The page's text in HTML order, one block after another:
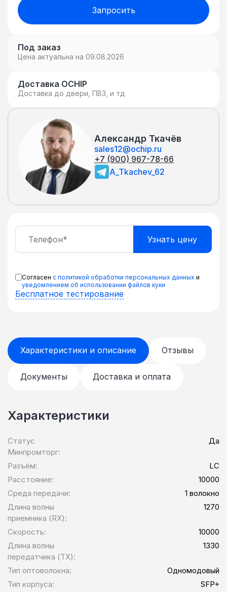
Запросить
Под заказ
Цена актуальна на 09.08.2026
Доставка OCHIP
Доставка до двери, ПВЗ, и тд
Александр Ткачёв
sales12@ochip.ru
+7 (900) 967-78-66
A_Tkachev_62
Согласен с политикой обработки персональных данных и
уведомлением об использовании файлов куки
Бесплатное тестирование
Характеристики и описание Отзывы
Документы Доставка и оплата
Характеристики
Статус
Минпромторг:
Да
Разъём:
LC
Расстояние:
10000
Среда передачи:
1 волокно
Длина волны
приемника (RX):
1270
Скорость:
10000
Длина волны
передатчика (TX):
1330
Тип оптоволокна:
Одномодовый
Тип корпуса:
SFP+